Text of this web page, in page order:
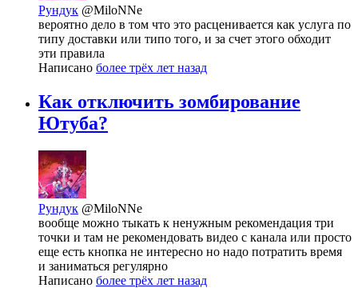
Рундук @MiloNNe
вероятно дело в том что это расценивается как услуга по
типу доставки или типо того, и за счет этого обходит
эти правила
Написано более трёх лет назад
Как отключить зомбирование
Ютуба?
Рундук @MiloNNe
вообще можно тыкать к ненужным рекомендация три
точки и там не рекомендовать видео с канала или просто
еще есть кнопка не интересно но надо потратить время
и заниматься регулярно
Написано более трёх лет назад